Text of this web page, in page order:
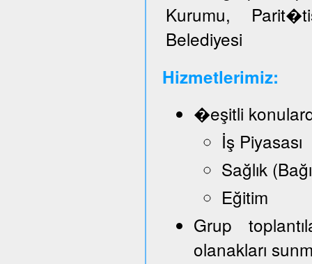
Kurumu,
Belediyesi
Hizmetlerimiz:
�eşitli
İş Piyasası
Sağlık
Eğitim
Grup
olanakları